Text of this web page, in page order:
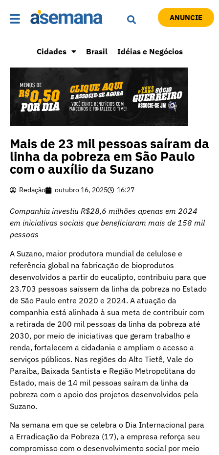
ANUNCIE
Cidades Brasil Idéias e Negócios
Mais de 23 mil pessoas saíram da
linha da pobreza em São Paulo
com o auxílio da Suzano
Redação outubro 16, 2025 16:27
Companhia investiu R$28,6 milhões apenas em 2024
em iniciativas sociais que beneficiaram mais de 158 mil
pessoas
A Suzano, maior produtora mundial de celulose e
referência global na fabricação de bioprodutos
desenvolvidos a partir do eucalipto, contribuiu para que
23.703 pessoas saíssem da linha da pobreza no Estado
de São Paulo entre 2020 e 2024. A atuação da
companhia está alinhada à sua meta de contribuir com
a retirada de 200 mil pessoas da linha da pobreza até
2030, por meio de iniciativas que geram trabalho e
renda, fortalecem a cidadania e ampliam o acesso a
serviços públicos. Nas regiões do Alto Tietê, Vale do
Paraíba, Baixada Santista e Região Metropolitana do
Estado, mais de 14 mil pessoas saíram da linha da
pobreza com o apoio dos projetos desenvolvidos pela
Suzano.
Na semana em que se celebra o Dia Internacional para
a Erradicação da Pobreza (17), a empresa reforça seu
compromisso com o desenvolvimento social por meio